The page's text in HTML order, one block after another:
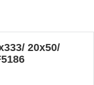
20x50/